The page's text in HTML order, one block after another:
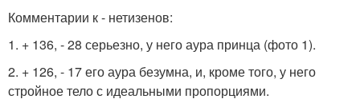
Комментарии к - нетизенов:
1. + 136, - 28 серьезно, у него аура принца (фото 1).
2. + 126, - 17 его аура безумна, и, кроме того, у него
стройное тело с идеальными пропорциями.